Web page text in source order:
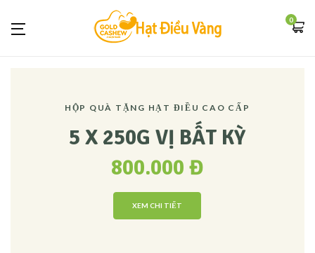
0
HỘP QUÀ TẶNG HẠT ĐIỀU CAO CẤP
5 X 250G VỊ BẤT KỲ
800.000 Đ
XEM CHI TIẾT